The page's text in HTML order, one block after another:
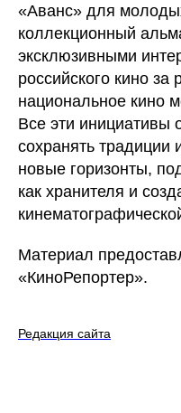
«Аванс» для
коллекционный
эксклюзивными
российского кино
национальное кино
Все эти инициативы
сохранять традиции
новые горизонты,
как хранителя и
Материал
«КиноРепортер».
Редакция сайта